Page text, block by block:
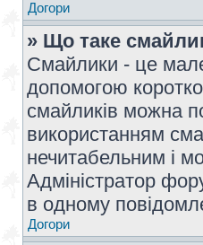
Догори
» Що таке
Смайлики - це
допомогою
смайликів можна
використанням
нечитабельним і
Адміністратор
в одному
Догори